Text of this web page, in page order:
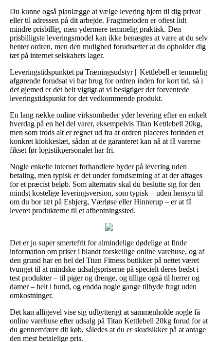
Du kunne også planlægge at vælge levering hjem til dig privat
eller til adressen på dit arbejde. Fragtmetoden er oftest lidt
mindre prisbillig, men ydermere temmelig praktisk. Den
prisbilligste leveringsmodel kan ikke benægtes at være at du selv
henter ordren, men den mulighed forudsætter at du opholder dig
tæt på internet selskabets lager.
Leveringstidspunktet på Træningsudstyr || Kettlebell er temmelig
afgørende forudsat vi har brug for ordren inden for kort tid, så i
det øjemed er det helt vigtigt at vi besigtiger det forventede
leveringstidspunkt for det vedkommende produkt.
En lang række online virksomheder yder levering efter en enkelt
hverdag på en hel del varer, eksempelvis Titan Kettlebell 20kg,
men som trods alt er regnet ud fra at ordren placeres forinden et
konkret klokkeslæt, sådan at de garanteret kan nå at få varerne
fikset før logistikpersonalet har fri.
Nogle enkelte internet forhandlere byder på levering uden
betaling, men typisk er det under forudsætning af at der aftages
for et præcist beløb. Som alternativ skal du beslutte sig for den
mindst kostelige leveringsversion, som typisk – uden hensyn til
om du bor tæt på Esbjerg, Værløse eller Hinnerup – er at få
leveret produkterne til et afhentningssted.
Det er jo super smertefrit for almindelige dødelige at finde
information om priser i blandt forskellige online varehuse, og af
den grund har en hel del Titan Fitness butikker på nettet været
tvunget til at mindske udsalgspriserne på specielt deres bedst i
test produkter – til piger og drenge, og tillige også til herrer og
damer – helt i bund, og endda nogle gange tilbyde fragt uden
omkostninger.
Det kan alligevel vise sig udbytterigt at sammenholde nogle få
online varehuse efter udsalg på Titan Kettlebell 20kg forud for at
du gennemfører dit køb, således at du er skudsikker på at antage
den mest betalelige pris.